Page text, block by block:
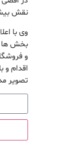
نقش
وی با
بخش ها
و
اقدام و
تصویر